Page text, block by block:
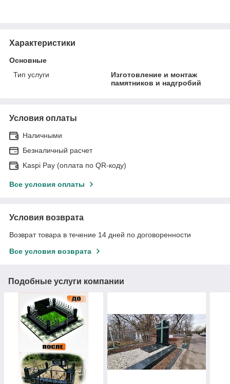
Характеристики
Основные
Тип услуги
Изготовление и монтаж
памятников и надгробий
Условия оплаты
Наличными
Безналичный расчет
Kaspi Pay (оплата по QR-коду)
Все условия оплаты
Условия возврата
Возврат товара в течение 14 дней по договоренности
Все условия возврата
Подобные услуги компании